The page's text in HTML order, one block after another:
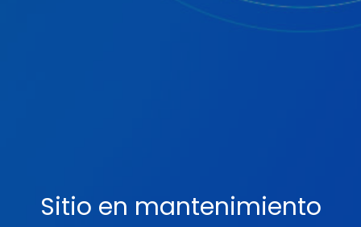
Sitio en mantenimiento